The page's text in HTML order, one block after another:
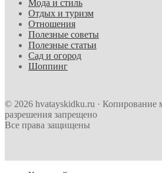
Мода и стиль
Отдых и туризм
Отношения
Полезные советы
Полезные статьи
Сад и огород
Шоппинг
© 2026 hvatayskidku.ru · Копирование
разрешения запрещено
Все права защищены